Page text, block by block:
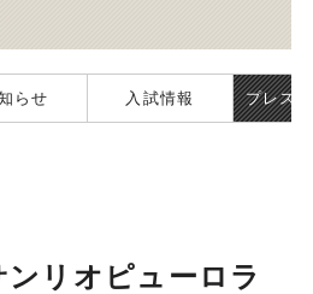
らせ 入試情報 プレス
ンリオピューロラ